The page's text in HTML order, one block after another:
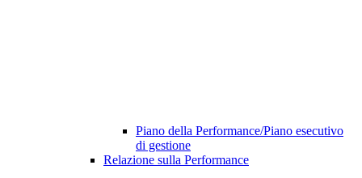
Piano della Performance/Piano esecutivo
di gestione
Relazione sulla Performance